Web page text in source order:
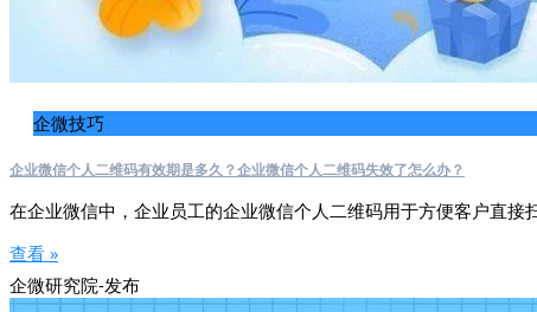
企微技巧
企业微信个人二维码有效期是多久？企业微信个人二维码失效了怎么办？
在企业微信中，企业员工的企业微信个人二维码用于方便客户直接
查看 »
企微研究院-发布